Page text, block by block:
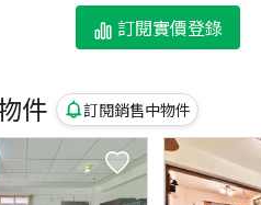
訂閱實價登錄
件 訂閱銷售中物件